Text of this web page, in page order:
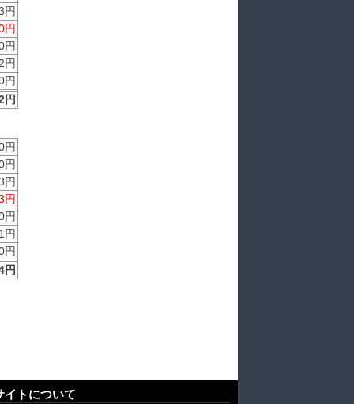
円
円
円
円
円
円
円
円
円
円
円
円
円
円
イトについて